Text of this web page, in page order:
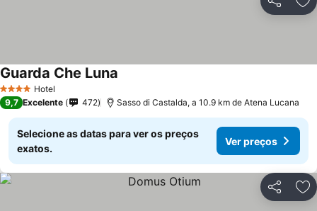
Partilhar
4 EstrelasHotel
Guarda Che Luna
9,7 Excelente 472 Sasso di Castalda, a 10.9 km de Atena Lucana
Selecione as datas para ver os preços
exatos.
Ver preços
Partilhar